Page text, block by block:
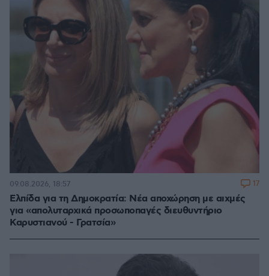
Ελπίδα για τη Δημοκρατία: Νέα αποχώρηση με αιχμές
για «απολυταρχικά προσωποπαγές διευθυντήριο
Καρυστιανού - Γρατσία»
09.08.2026, 18:57 17